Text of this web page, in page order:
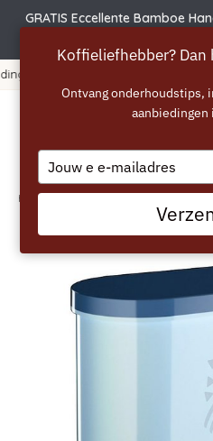
GRATIS Eccellente Bamboe
Home
Koffieliefhebber?
Ontvang onderhoudstips,
aanbiedingen
Type
your
email